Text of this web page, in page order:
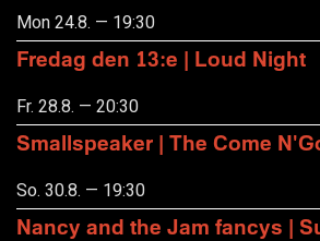
Mon 24.8. — 19:30
Fredag den 13:e | Loud Night
Fr. 28.8. — 20:30
Smallspeaker | The Come
So. 30.8. — 19:30
Nancy and the Jam fancys |